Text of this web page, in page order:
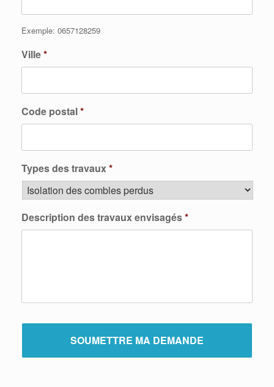
Exemple: 0657128259
Ville*
Code postal*
Types des travaux*
Description des travaux envisagés*